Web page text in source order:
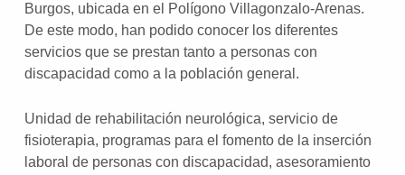
Burgos, ubicada en el Polígono Villagonzalo-Arenas.
De este modo, han podido conocer los diferentes
servicios que se prestan tanto a personas con
discapacidad como a la población general.
Unidad de rehabilitación neurológica, servicio de
fisioterapia, programas para el fomento de la inserción
laboral de personas con discapacidad, asesoramiento